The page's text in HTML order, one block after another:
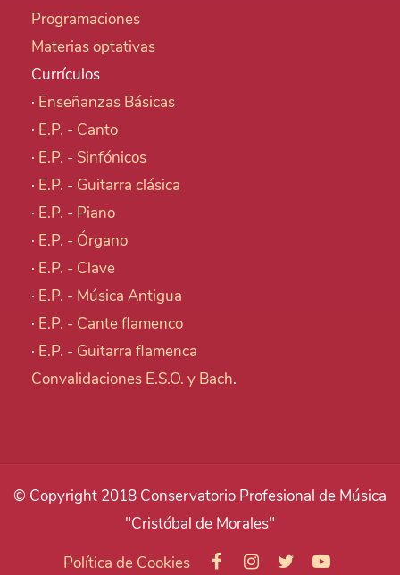
Programaciones
Materias optativas
Currículos
· Enseñanzas Básicas
· E.P. - Canto
· E.P. - Sinfónicos
· E.P. - Guitarra clásica
· E.P. - Piano
· E.P. - Órgano
· E.P. - Clave
· E.P. - Música Antigua
· E.P. - Cante flamenco
· E.P. - Guitarra flamenca
Convalidaciones E.S.O. y Bach.
© Copyright 2018 Conservatorio Profesional de Música
"Cristóbal de Morales"
Política de Cookies